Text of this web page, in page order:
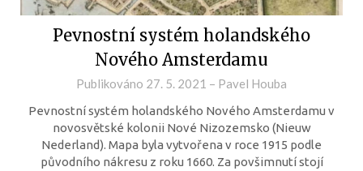
Pevnostní systém holandského
Nového Amsterdamu
Publikováno 27. 5. 2021 – Pavel Houba
Pevnostní systém holandského Nového Amsterdamu v
novosvětské kolonii Nové Nizozemsko (Nieuw
Nederland). Mapa byla vytvořena v roce 1915 podle
původního nákresu z roku 1660. Za povšimnutí stojí